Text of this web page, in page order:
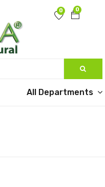
0
0
All Departments